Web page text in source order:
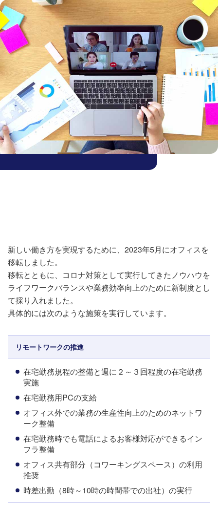
新しい働き方を実現するために、2023年5月にオフィスを
移転しました。
移転とともに、コロナ対策として実行してきたノウハウを
ライフワークバランスや業務効率向上のために新制度とし
て採り入れました。
具体的には次のような施策を実行しています。
リモートワークの推進
在宅勤務規程の整備と週に２～３回程度の在宅勤務
実施
在宅勤務用PCの支給
オフィス外での業務の生産性向上のためのネットワ
ーク整備
在宅勤務時でも電話によるお客様対応ができるイン
フラ整備
オフィス共有部分（コワーキングスペース）の利用
推奨
時差出勤（8時～10時の時間帯での出社）の実行